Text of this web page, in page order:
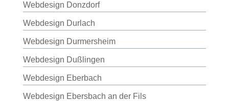
Webdesign Donzdorf
Webdesign Durlach
Webdesign Durmersheim
Webdesign Dußlingen
Webdesign Eberbach
Webdesign Ebersbach an der Fils